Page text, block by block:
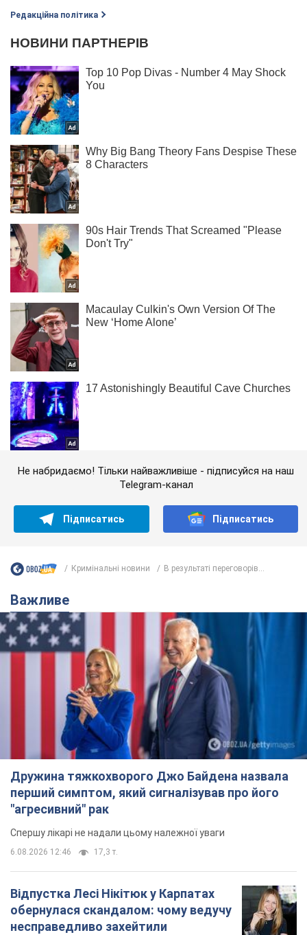
Редакційна політика
Не набридаємо! Тільки найважливіше - підписуйся на наш
Telegram-канал
Підписатись Підписатись
Кримінальні новини В результаті переговорів...
Важливе
Дружина тяжкохворого Джо Байдена назвала
перший симптом, який сигналізував про його
"агресивний" рак
Спершу лікарі не надали цьому належної уваги
6.08.2026 12:46 17,3 т.
Відпустка Лесі Нікітюк у Карпатах
обернулася скандалом: чому ведучу
несправедливо захейтили